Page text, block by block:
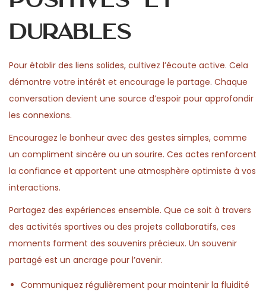
durables
Pour établir des liens solides, cultivez l’écoute active. Cela
démontre votre intérêt et encourage le partage. Chaque
conversation devient une source d’espoir pour approfondir
les connexions.
Encouragez le bonheur avec des gestes simples, comme
un compliment sincère ou un sourire. Ces actes renforcent
la confiance et apportent une atmosphère optimiste à vos
interactions.
Partagez des expériences ensemble. Que ce soit à travers
des activités sportives ou des projets collaboratifs, ces
moments forment des souvenirs précieux. Un souvenir
partagé est un ancrage pour l’avenir.
Communiquez régulièrement pour maintenir la fluidité